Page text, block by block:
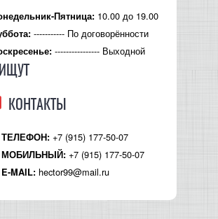
Пятница: 10.00 до 19.00
----------- По договорённости
---------------- Выходной
КОНТАКТЫ
ТЕЛЕФОН: +7 (915) 177-50-07
МОБИЛЬНЫЙ: +7 (915) 177-50-07
E-MAIL: hector99@mail.ru